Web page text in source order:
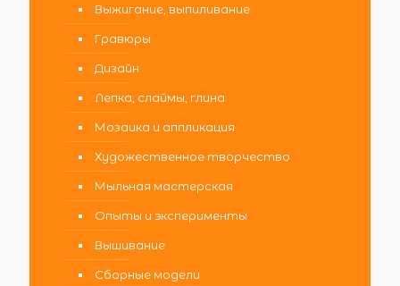
Выжигание, выпиливание
Гравюры
Дизайн
Лепка, слаймы, глина
Мозаика и аппликация
Художественное творчество
Мыльная мастерская
Опыты и эксперименты
Вышивание
Сборные модели